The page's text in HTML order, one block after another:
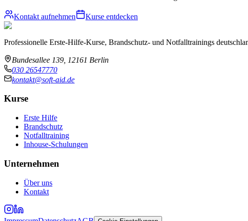
Kontakt aufnehmen Kurse entdecken
Professionelle Erste-Hilfe-Kurse, Brandschutz- und Notfalltrainings
Bundesallee 139, 12161 Berlin
030 26547770
kontakt@soft-aid.de
Kurse
Erste Hilfe
Brandschutz
Notfalltraining
Inhouse-Schulungen
Unternehmen
Über uns
Kontakt